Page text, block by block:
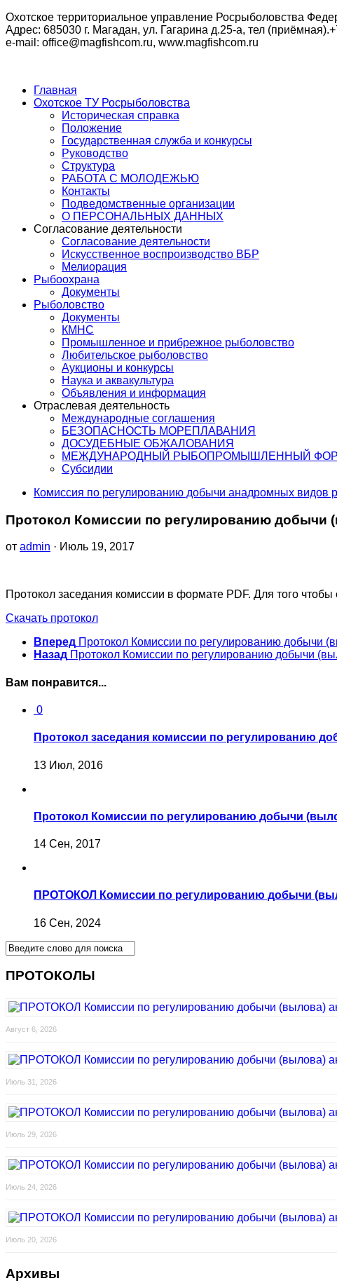
Охотское территориальное управление Росрыболовства
Адрес: 685030 г. Магадан, ул. Гагарина д.25-а, тел
e-mail: office@magfishcom.ru, www.magfishcom.ru
Главная
Охотское ТУ Росрыболовства
Историческая справка
Положение
Государственная служба и конкурсы
Руководство
Структура
РАБОТА С МОЛОДЕЖЬЮ
Контакты
Подведомственные организации
О ПЕРСОНАЛЬНЫХ ДАННЫХ
Согласование деятельности
Согласование деятельности
Искусственное воспроизводство ВБР
Мелиорация
Рыбоохрана
Документы
Рыболовство
Документы
КМНС
Промышленное и прибрежное рыболовство
Любительское рыболовство
Аукционы и конкурсы
Наука и аквакультура
Объявления и информация
Отраслевая деятельность
Международные соглашения
БЕЗОПАСНОСТЬ МОРЕПЛАВАНИЯ
ДОСУДЕБНЫЕ ОБЖАЛОВАНИЯ
МЕЖДУНАРОДНЫЙ РЫБОПРОМЫШЛЕННЫЙ
Субсидии
Комиссия по регулированию добычи анадромных видов
Протокол Комиссии по регулированию добычи
от admin · Июль 19, 2017
Протокол заседания комиссии в формате PDF. Для того чтобы
Скачать протокол
Вперед Протокол Комиссии по регулированию добычи
Назад Протокол Комиссии по регулированию добычи
Вам понравится...
0
Протокол заседания комиссии по регулированию
13 Июл, 2016
Протокол Комиссии по регулированию добычи
14 Сен, 2017
ПРОТОКОЛ Комиссии по регулированию добычи
16 Сен, 2024
ПРОТОКОЛЫ
Август 6, 2026
Июль 31, 2026
Июль 29, 2026
Июль 24, 2026
Июль 20, 2026
Архивы